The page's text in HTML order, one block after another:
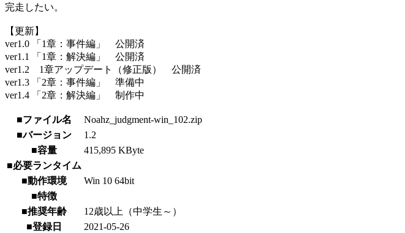
完走したい。
【更新】
ver1.0 「1章：事件編」 公開済
ver1.1 「1章：解決編」 公開済
ver1.2 1章アップデート（修正版） 公開済
ver1.3 「2章：事件編」 準備中
ver1.4 「2章：解決編」 制作中
■ファイル名
Noahz_judgment-win_102.zip
■バージョン
1.2
■容量
415,895 KByte
■必要ランタイム
■動作環境
Win 10 64bit
■特徴
■推奨年齢
12歳以上（中学生～）
■登録日
2021-05-26